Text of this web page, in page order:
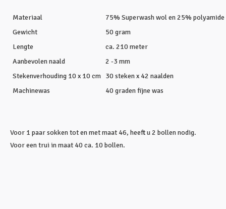
Materiaal
75% Superwash wol en 25% polyamide
Gewicht
50 gram
Lengte
ca. 210 meter
Aanbevolen naald
2 -3 mm
Stekenverhouding 10 x 10 cm 30 steken x 42 naalden
Machinewas
40 graden fijne was
Voor 1 paar sokken tot en met maat 46, heeft u 2 bollen nodig.
Voor een trui in maat 40 ca. 10 bollen.